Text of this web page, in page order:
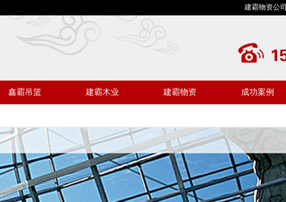
建霸物资公
鑫霸吊篮 建霸木业 建霸物资 成功案例